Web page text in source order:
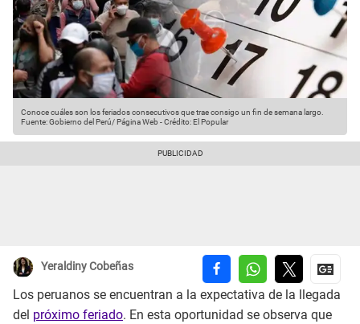
Conoce cuáles son los feriados consecutivos que trae consigo un fin de semana largo.
Fuente: Gobierno del Perú/ Página Web -Crédito: El Popular
Yeraldiny Cobeñas
Los peruanos se encuentran a la expectativa de la llegada
del próximo feriado. En esta oportunidad se observa que